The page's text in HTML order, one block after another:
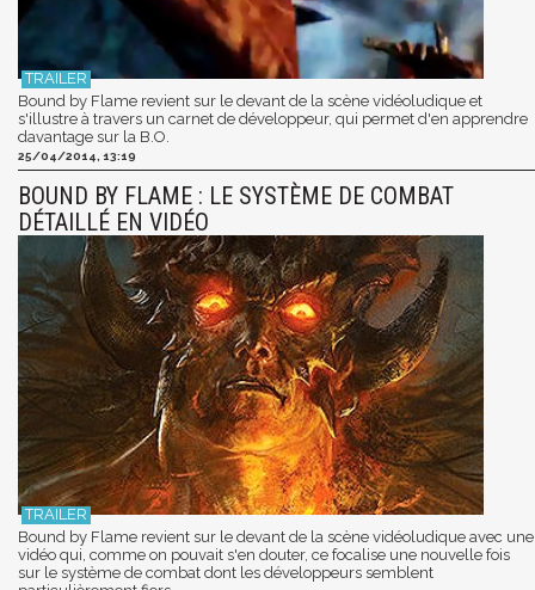
Bound by Flame revient sur le devant de la scène vidéoludique et
s'illustre à travers un carnet de développeur, qui permet d'en apprendre
davantage sur la B.O.
25/04/2014, 13:19
BOUND BY FLAME : LE SYSTÈME DE COMBAT
DÉTAILLÉ EN VIDÉO
Bound by Flame revient sur le devant de la scène vidéoludique avec une
vidéo qui, comme on pouvait s'en douter, ce focalise une nouvelle fois
sur le système de combat dont les développeurs semblent